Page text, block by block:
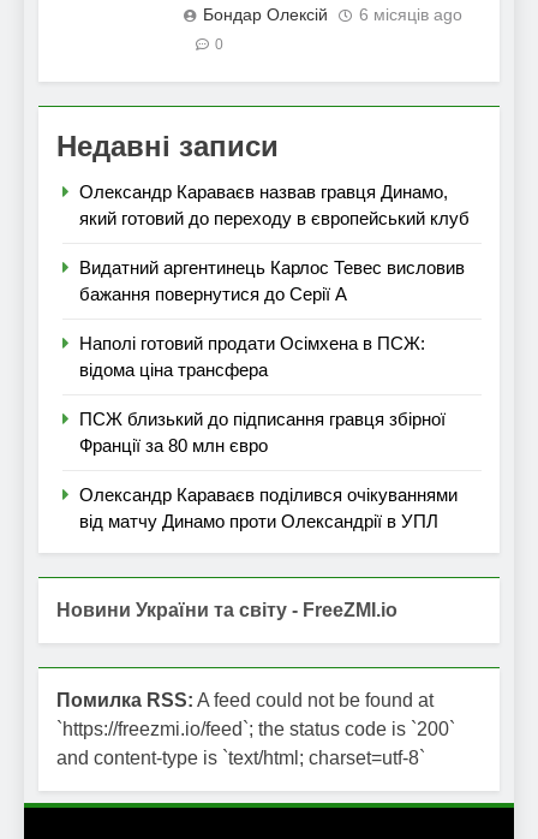
Бондар Олексій 6 місяців ago
0
Недавні записи
Олександр Караваєв назвав гравця Динамо,
який готовий до переходу в європейський клуб
Видатний аргентинець Карлос Тевес висловив
бажання повернутися до Серії А
Наполі готовий продати Осімхена в ПСЖ:
відома ціна трансфера
ПСЖ близький до підписання гравця збірної
Франції за 80 млн євро
Олександр Караваєв поділився очікуваннями
від матчу Динамо проти Олександрії в УПЛ
Новини України та світу - FreeZMI.io
Помилка RSS: A feed could not be found at
`https://freezmi.io/feed`; the status code is `200`
and content-type is `text/html; charset=utf-8`